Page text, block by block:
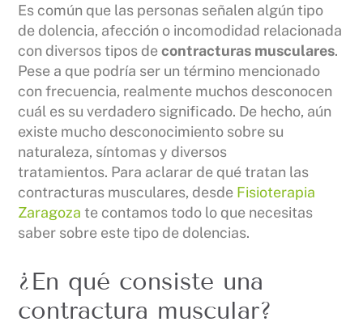
Es común que las personas señalen algún tipo
de dolencia, afección o incomodidad relacionada
con diversos tipos decontracturas musculares.
Pese a que podría ser un término mencionado
con frecuencia, realmente muchos desconocen
cuál es su verdadero significado. De hecho, aún
existe mucho desconocimiento sobre su
naturaleza, síntomas y diversos
tratamientos. Para aclarar de qué tratan las
contracturas musculares, desde Fisioterapia
Zaragoza te contamos todo lo que necesitas
saber sobre este tipo de dolencias.
¿En qué consiste una
contractura muscular?